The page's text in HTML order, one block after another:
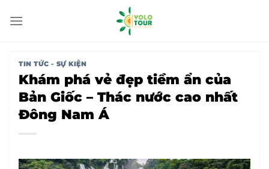
qua
TIN TỨC - SỰ KIỆN
Khám phá vẻ đẹp tiềm ẩn của
Bản Giốc – Thác nước cao nhất
Đông Nam Á